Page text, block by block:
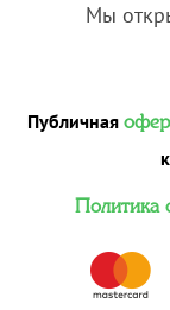
Мы
Публичная
Политика